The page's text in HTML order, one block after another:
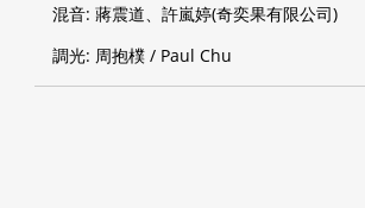
混音: 蔣震道、許嵐婷(奇奕果有限公司)
調光: 周抱樸 / Paul Chu